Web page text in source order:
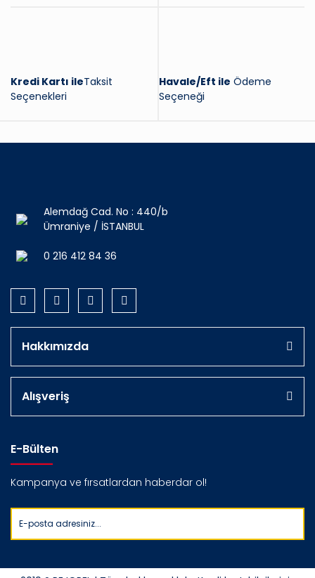
Kredi Kartı ileTaksit
Seçenekleri
Havale/Eft ile Ödeme
Seçeneği
Alemdağ Cad. No : 440/b
Ümraniye / İSTANBUL
0 216 412 84 36
Hakkımızda
Alışveriş
E-Bülten
Kampanya ve fırsatlardan haberdar ol!